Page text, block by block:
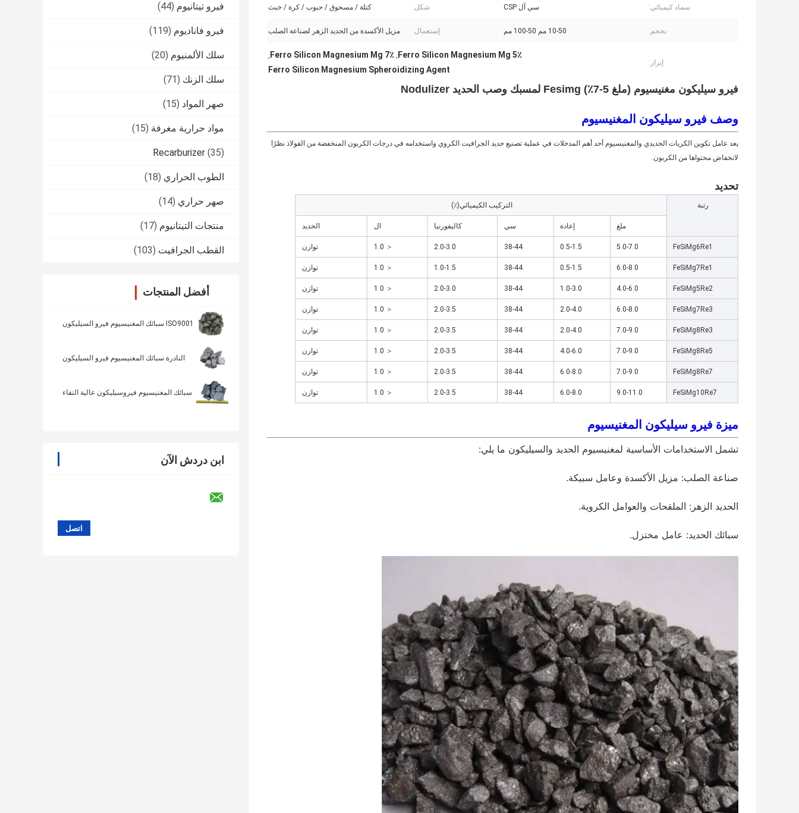
فيرو تيتانيوم (44)
فيرو فاناديوم (119)
سلك الألمنيوم (20)
سلك الزنك (71)
صهر المواد (15)
مواد حرارية مغرفة (15)
Recarburizer (35)
الطوب الحراري (18)
صهر حراري (14)
منتجات التيتانيوم (17)
القطب الجرافيت (103)
أفضل المنتجات
ISO9001 سبائك المغنيسيوم فيرو السيليكون
النادرة سبائك المغنيسيوم فيرو السيليكون
سبائك المغنيسيوم فيروسيليكون عالية النقاء
ابن دردش الآن
سماد كيميائي: سي آل CSP شكل: كتلة / مسحوق / حبوب / كرة / خبث
بحجم: 10-50 مم 50-100 مم إستعمال: مزيل الأكسدة من الحديد الزهر لصناعة الصلب
إبراز:
Ferro Silicon Magnesium Mg 5٪ , Ferro Silicon Magnesium Mg 7٪ ,
Ferro Silicon Magnesium Spheroidizing Agent
فيرو سيليكون مغنيسيوم (ملغ 5-7٪) Fesimg لمسبك وصب الحديد Nodulizer
وصف فيرو سيليكون المغنيسيوم
يعد عامل تكوين الكريات الحديدي والمغنيسيوم أحد أهم المدخلات في عملية تصنيع حديد الجرافيت الكروي واستخدامه في درجات الكربون المنخفضة من الفولاذ نظرًا
لانخفاض محتواها من الكربون.
تحديد
رتبة التركيب الكيميائي(٪)
ملغ إعادة سي كاليفورنيا ال الحديد
FeSiMg6Re1
5.0-7.0
0.5-1.5
38-44
2.0-3.0
＜ 1.0 توازن
FeSiMg7Re1
6.0-8.0
0.5-1.5
38-44
1.0-1.5
＜ 1.0 توازن
FeSiMg5Re2
4.0-6.0
1.0-3.0
38-44
2.0-3.0
＜ 1.0 توازن
FeSiMg7Re3
6.0-8.0
2.0-4.0
38-44
2.0-3.5
＜ 1.0 توازن
FeSiMg8Re3
7.0-9.0
2.0-4.0
38-44
2.0-3.5
＜ 1.0 توازن
FeSiMg8Re5
7.0-9.0
4.0-6.0
38-44
2.0-3.5
＜ 1.0 توازن
FeSiMg8Re7
7.0-9.0
6.0-8.0
38-44
2.0-3.5
＜ 1.0 توازن
FeSiMg10Re7
9.0-11.0
6.0-8.0
38-44
2.0-3.5
＜ 1.0 توازن
ميزة فيرو سيليكون المغنيسيوم
تشمل الاستخدامات الأساسية لمغنيسيوم الحديد والسيليكون ما يلي:
صناعة الصلب: مزيل الأكسدة وعامل سبيكة.
الحديد الزهر: الملقحات والعوامل الكروية.
سبائك الحديد: عامل مختزل.